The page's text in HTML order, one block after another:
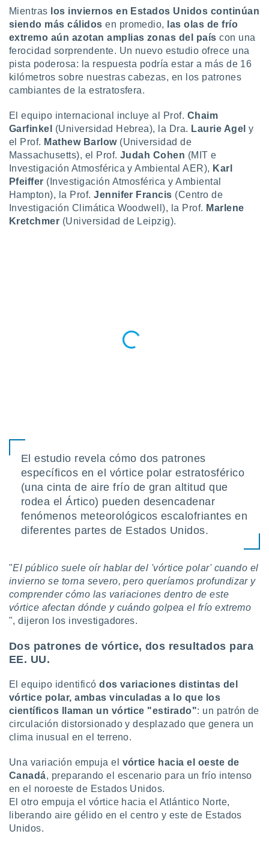
acceder a
web a
abono
únicos
similares
como
este sitio
IP
de
un
o acceder
perfiles
utilizar
crear un
la
contenido
medir el
de la
el
del
de
o a través
de
de
de
uso de
Mientras los inviernos en Estados Unidos continúan
siendo más cálidos en promedio,
las olas de frío
extremo aún azotan amplias zonas del país con una
ferocidad sorprendente. Un nuevo estudio ofrece una
pista poderosa: la respuesta podría estar a más de 16
kilómetros sobre nuestras cabezas, en los patrones
cambiantes de la estratosfera.
El equipo internacional incluye al Prof. Chaim
Garfinkel (Universidad Hebrea), la Dra. Laurie Agel y
el Prof. Mathew Barlow(Universidad de
Massachusetts), el Prof. Judah Cohen (MIT e
Investigación Atmosférica y Ambiental AER), Karl
Pfeiffer (Investigación Atmosférica y Ambiental
Hampton), la Prof.Jennifer Francis (Centro de
Investigación Climática Woodwell), la Prof. Marlene
Kretchmer (Universidad de Leipzig).
El estudio revela cómo dos patrones
específicos en el vórtice polar estratosférico
(una cinta de aire frío de gran altitud que
rodea el Ártico) pueden desencadenar
fenómenos meteorológicos escalofriantes en
diferentes partes de Estados Unidos.
"El público suele oír hablar del 'vórtice polar' cuando el
invierno se torna severo, pero queríamos profundizar y
comprender cómo las variaciones dentro de este
vórtice afectan dónde y cuándo golpea el frío extremo
", dijeron los investigadores.
Dos patrones de vórtice, dos resultados para
EE. UU.
El equipo identificó dos variaciones distintas del
vórtice polar, ambas vinculadas a lo que los
científicos llaman un vórtice "estirado": un patrón de
circulación distorsionado y desplazado que genera un
clima inusual en el terreno.
Una variación empuja el vórtice hacia el oeste de
Canadá, preparando el escenario para un frío intenso
en el noroeste de Estados Unidos.
El otro empuja el vórtice hacia el Atlántico Norte,
liberando aire gélido en el centro y este de Estados
Unidos.